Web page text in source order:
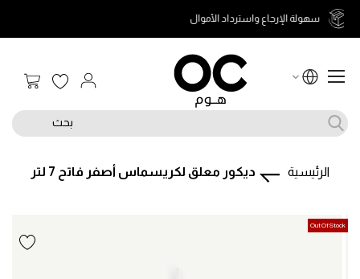
سهولة الإرجاع واسترداد الأموال
سلة
بحث
الرئيسية ديكور معلق لكريسماس أصفر فاتح 7 لتر
تخطى
إلى
تخطى
إلى
Out Of Stock